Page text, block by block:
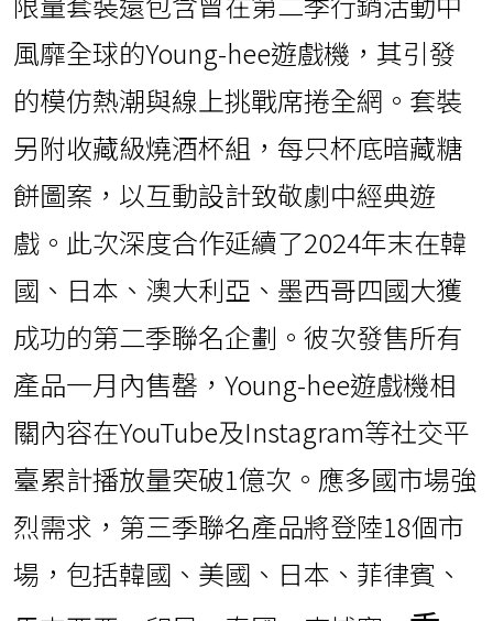
承襲第二季合作的成功經驗，眞露此次
推出限量版Chamisul燒酒套裝，設計靈
感源自《魷魚遊戲》第三季宇宙世界觀
及新登場角色。
系列產品聚焦多重核心元素：包括標誌
性粉衣守衛、身著與前兩季截然不同新
裝的Young-hee玩偶，以及第三季全新
登場的Chul-su玩偶。更有人氣十足的眞
露蟾蜍身著《魷魚遊戲》劇集參賽者制
服亮相，進一步強化視覺吸引力。
限量套裝還包含曾在第二季行銷活動中